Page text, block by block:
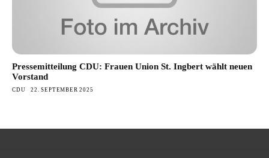
Pressemitteilung CDU: Frauen Union St. Ingbert wählt neuen
Vorstand
CDU 22. SEPTEMBER 2025